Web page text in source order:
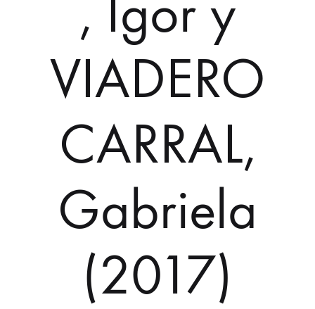
, Igor y
VIADERO
CARRAL,
Gabriela
(2017)